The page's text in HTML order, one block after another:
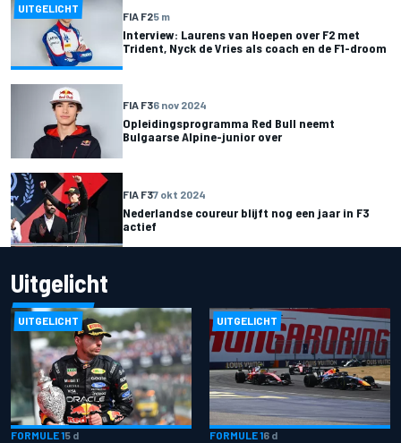
UITGELICHT
FIA F25 m
Interview: Laurens van Hoepen over F2 met
Trident, Nyck de Vries als coach en de F1-droom
FIA F36 nov 2024
Opleidingsprogramma Red Bull neemt
Bulgaarse Alpine-junior over
FIA F37 okt 2024
Nederlandse coureur blijft nog een jaar in F3
actief
Uitgelicht
UITGELICHT
FORMULE 15 d
UITGELICHT
FORMULE 16 d